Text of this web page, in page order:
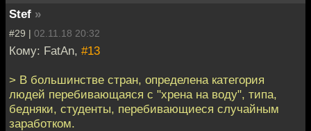
Stef »
#29 | 02.11.18 20:32
Кому: FatAn, #13
> В большинстве стран, определена категория
людей перебивающаяся с "хрена на воду", типа,
бедняки, студенты, перебивающиеся случайным
заработком.